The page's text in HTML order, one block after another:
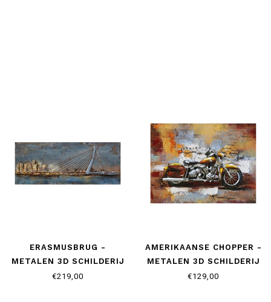
ERASMUSBRUG -
METALEN 3D SCHILDERIJ
€219,00
AMERIKAANSE CHOPPER -
METALEN 3D SCHILDERIJ
€129,00